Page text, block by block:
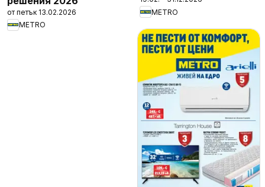
от петък 13.02.2026
METRO
METRO